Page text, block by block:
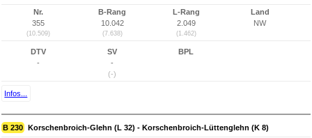
Nr.
355
(10.509)
B-Rang
10.042
(7.638)
L-Rang
2.049
(1.462)
Land
NW
DTV
-
SV
-
(-)
BPL
Infos...
B 230 Korschenbroich-Glehn (L 32) - Korschenbroich-Lüttenglehn (K 8)